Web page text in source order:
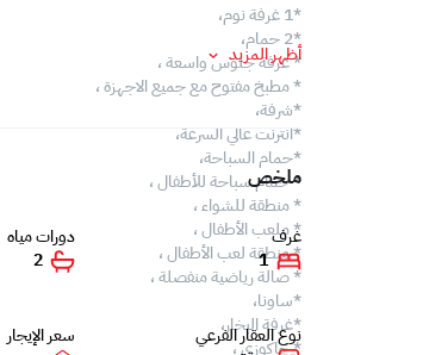
*1 غرفة نوم،
*2 حمام،
* غرفة جلوس واسعة ،
* مطبخ مفتوح مع جميع الاجهزة ،
*شرفة،
*انترنت عالي السرعة،
*حمام السباحة،
* حمام سباحة للأطفال ،
* منطقة للشواء ،
* ملعب الأطفال ،
* منطقة لعب الأطفال ،
* صالة رياضية منفصلة ،
*ساونا،
*غرفة البخار،
* جاكوزي ،
أظهر المزيد
ملخص
غرف
1
دورات مياه
2
نوع العقار الفرعي
سعر الإيجار